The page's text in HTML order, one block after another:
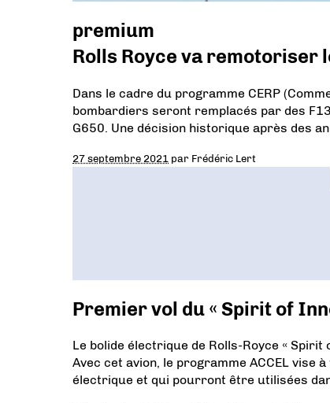
premium
Rolls Royce va remotoriser
Dans le cadre du programme CERP
bombardiers seront remplacés par des
G650. Une décision historique après des
27 septembre 2021 par Frédéric Lert
Premier vol du « Spirit of
Le bolide électrique de Rolls-Royce «
Avec cet avion, le programme ACCEL
électrique et qui pourront être utilisées